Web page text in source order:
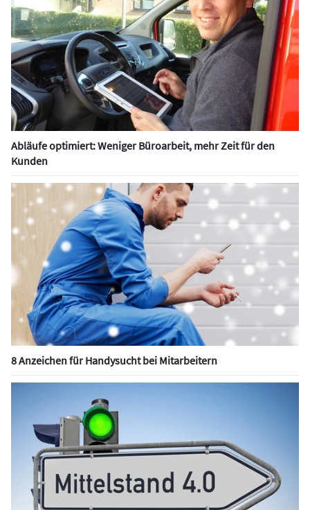
Abläufe optimiert: Weniger Büroarbeit, mehr Zeit für den
Kunden
8 Anzeichen für Handysucht bei Mitarbeitern